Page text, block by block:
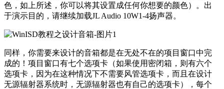
色，如上所述，你可以将其设置成任何你想要的颜色）。出
于演示目的，请继续加载JL Audio 10W1-4扬声器。
同样，你需要来设计的音箱都是在无处不在的项目窗口中完
成的！项目窗口有七个选项卡（如果使用密闭箱，则有六个
选项卡，因为在这种情况下不需要风管选项卡，而且在设计
无源辐射器系统时，无源辐射器也有自己的选项卡），每个